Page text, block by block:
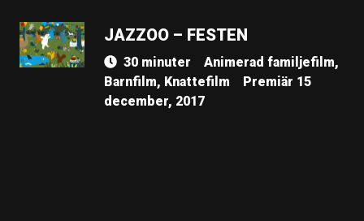
JAZZOO – FESTEN
30 minuter
Animerad familjefilm,
Barnfilm, Knattefilm
Premiär 15
december, 2017